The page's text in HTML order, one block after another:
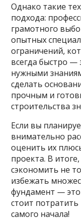
Однако такие
подхода:
грамотного
опытных
ограничений,
всегда быстро
нужными
сделать
прочным и
строительства
Если вы
внимательно
оценить их
проекта. В
сэкономить не
избежать
фундамент —
стоит
самого начала!